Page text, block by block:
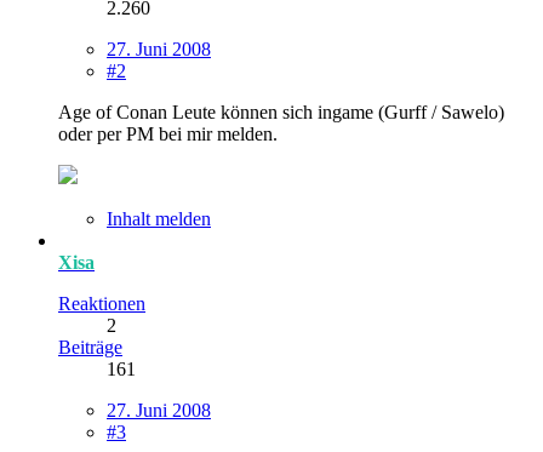
2.260
27. Juni 2008
#2
Age of Conan Leute können sich ingame (Gurff / Sawelo)
oder per PM bei mir melden.
Inhalt melden
Xisa
Reaktionen
2
Beiträge
161
27. Juni 2008
#3